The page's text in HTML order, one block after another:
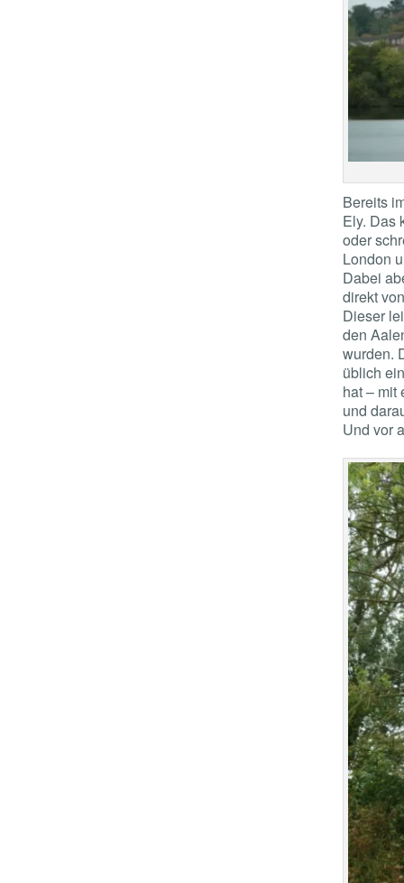
Bereits
Ely. Das
oder
London
Dabei
direkt
Dieser
den
wurden.
üblich
hat – mit
und
Und vor